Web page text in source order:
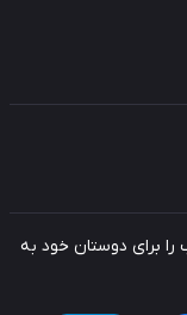
دوستان خود به